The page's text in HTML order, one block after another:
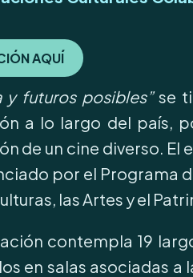
AQUÍ
y futuros posibles”se
a lo largo del país,
de un cine diverso.
por el Programa
las Artes y el
contempla 19
en salas asociadas